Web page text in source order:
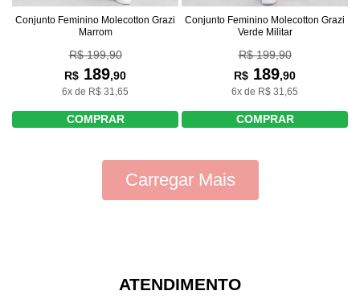
Conjunto Feminino Molecotton Grazi
Marrom
R$ 199,90
R$ 189,90
6x de R$ 31,65
COMPRAR
Conjunto Feminino Molecotton Grazi
Verde Militar
R$ 199,90
R$ 189,90
6x de R$ 31,65
COMPRAR
Carregar Mais
ATENDIMENTO